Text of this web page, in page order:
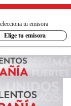
tu emisora
Elige tu emisora